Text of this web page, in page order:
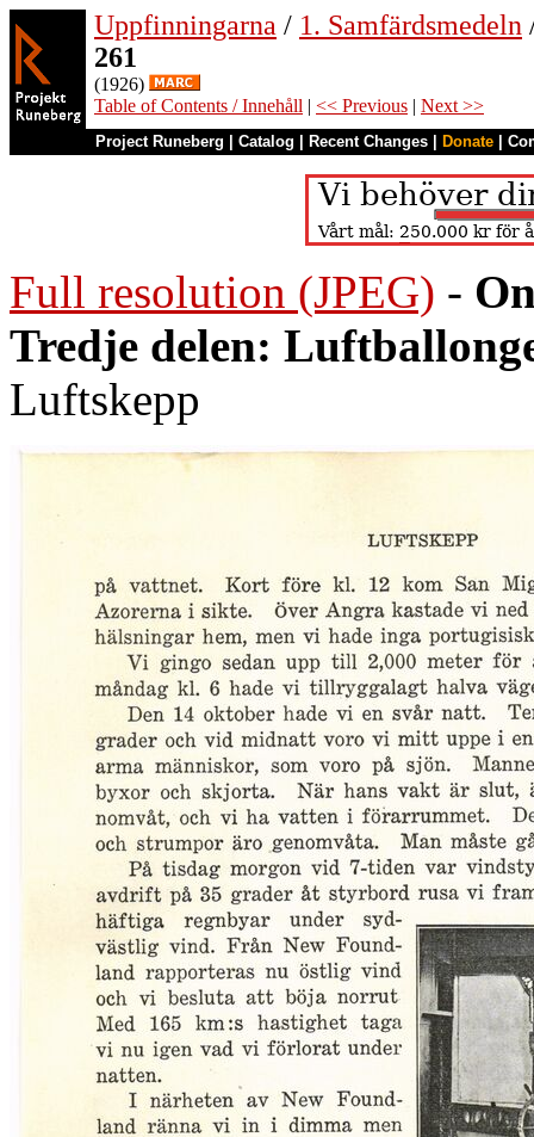
Uppfinningarna / 1. Samfärdsmedeln
261
(1926)
Table of Contents / Innehåll | << Previous | Next >>
Project Runeberg Catalog Recent Changes Donate
Full resolution (JPEG) -
Tredje delen:
Luftskepp